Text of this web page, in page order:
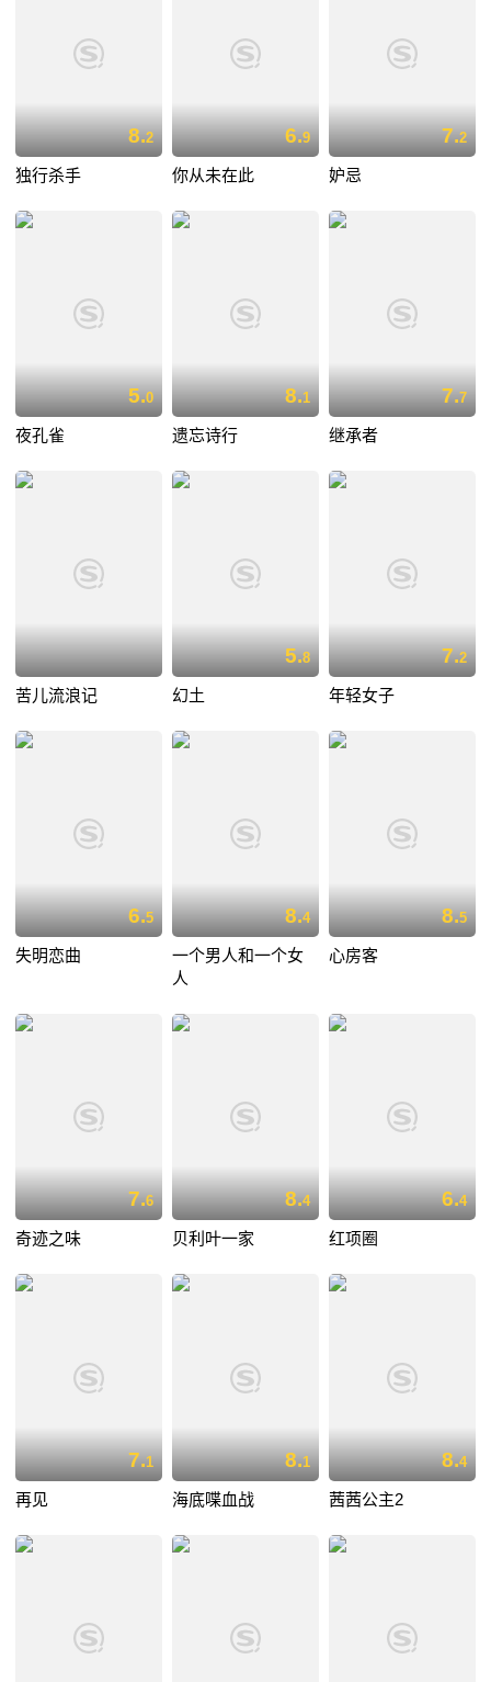
8.2
独行杀手
6.9
你从未在此
7.2
妒忌
5.0
夜孔雀
8.1
遗忘诗行
7.7
继承者
苦儿流浪记
5.8
幻土
7.2
年轻女子
6.5
失明恋曲
8.4
一个男人和一个女
人
8.5
心房客
7.6
奇迹之味
8.4
贝利叶一家
6.4
红项圈
7.1
再见
8.1
海底喋血战
8.4
茜茜公主2